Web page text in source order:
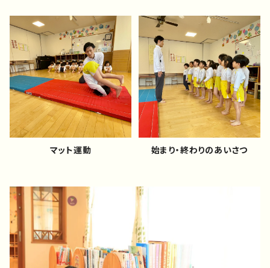
マット運動 始まり・終わりのあいさつ